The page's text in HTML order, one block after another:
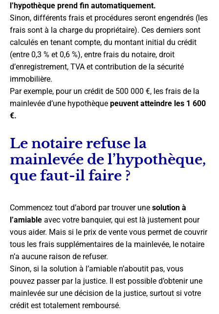
l’hypothèque prend fin automatiquement.
Sinon, différents frais et procédures seront engendrés (les
frais sont à la charge du propriétaire). Ces derniers sont
calculés en tenant compte, du montant initial du crédit
(entre 0,3 % et 0,6 %), entre frais du notaire, droit
d’enregistrement, TVA et contribution de la sécurité
immobilière.
Par exemple, pour un crédit de 500 000 €, les frais de la
mainlevée d’une hypothèque peuvent atteindre les 1 600
€.
Le notaire refuse la
mainlevée de l’hypothèque,
que faut-il faire ?
Commencez tout d’abord par trouver une solution à
l’amiable avec votre banquier, qui est là justement pour
vous aider. Mais si le prix de vente vous permet de couvrir
tous les frais supplémentaires de la mainlevée, le notaire
n’a aucune raison de refuser.
Sinon, si la solution à l’amiable n’aboutit pas, vous
pouvez passer par la justice. Il est possible d’obtenir une
mainlevée sur une décision de la justice, surtout si votre
crédit est totalement remboursé.